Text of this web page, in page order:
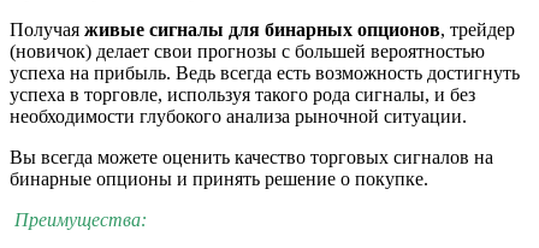
Получая живые сигналы для бинарных опционов, трейдер
(новичок) делает свои прогнозы с большей вероятностью
успеха на прибыль. Ведь всегда есть возможность достигнуть
успеха в торговле, используя такого рода сигналы, и без
необходимости глубокого анализа рыночной ситуации.
Вы всегда можете оценить качество торговых сигналов на
бинарные опционы и принять решение о покупке.
Преимущества: